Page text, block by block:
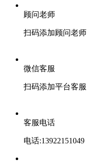
顾问老师
扫码添加顾问老师
微信客服
扫码添加平台客服
客服电话
电话:13922151049